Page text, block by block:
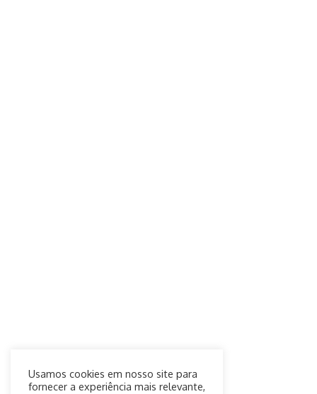
Usamos cookies em nosso site para
fornecer a experiência mais relevante,